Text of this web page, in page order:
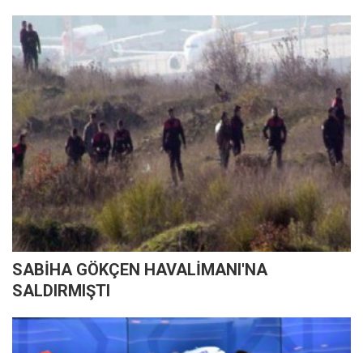
SABİHA GÖKÇEN HAVALİMANI'NA
SALDIRMIŞTI